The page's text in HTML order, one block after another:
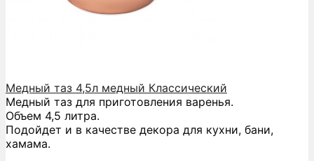
Медный таз 4,5л медный Классический
Медный таз для приготовления варенья.
Объем 4,5 литра.
Подойдет и в качестве декора для кухни, бани,
хамама.